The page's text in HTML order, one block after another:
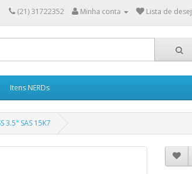
(21) 31722352 Minha conta Lista de
Itens NERDs
3.5" SAS 15K7